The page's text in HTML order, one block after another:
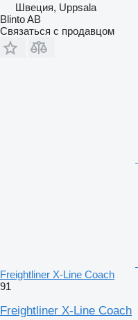
Швеция, Uppsala
Blinto AB
Связаться с продавцом
Freightliner X-Line Coach
91
Freightliner X-Line Coach